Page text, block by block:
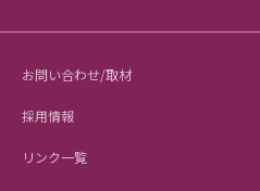
お問い合わせ/取材
採用情報
リンク一覧